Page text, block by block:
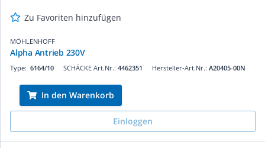
Zu Favoriten hinzufügen
MÖHLENHOFF
Alpha Antrieb 230V
SCHÄCKE Art.Nr.: 4462351
Type: 6164/10 Hersteller-Art.Nr.: A20405-00N
In den Warenkorb
Einloggen